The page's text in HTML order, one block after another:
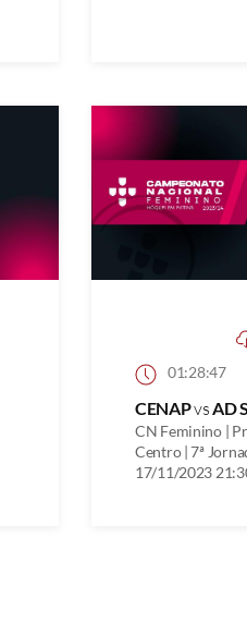
01:28:47
CENAPvsAD
CN Feminino |
Centro | 7ª
17/11/2023